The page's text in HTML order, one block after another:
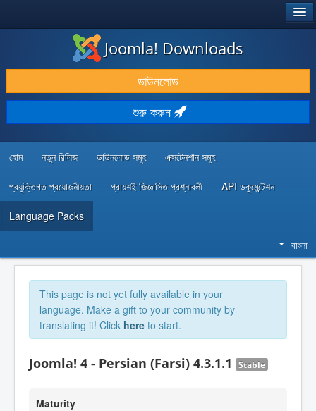
ডাউনলোড & প্রসারিত করুন
আবিষ্কার & শিখুন
কমিউনিটি & সহায়তা
Joomla! Downloads
ডাউনলোড
শুরু করুন
হোম নতুন রিলিজ ডাউনলোড সমূহ এক্সটেনশান সমূহ
প্রযুক্তিগত প্রয়োজনীয়তা প্রায়শই জিজ্ঞাসিত প্রশ্নাবলী API ডকুমেন্টেশন
Language Packs
বাংলা
This page is not yet fully available in your
language. Make a gift to your community by
translating it! Click here to start.
Joomla! 4 - Persian (Farsi) 4.3.1.1 Stable
Maturity